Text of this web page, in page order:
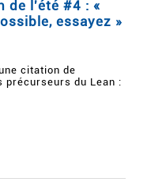
de l'été #4 : «
essayez »
citation de
précurseurs du Lean :